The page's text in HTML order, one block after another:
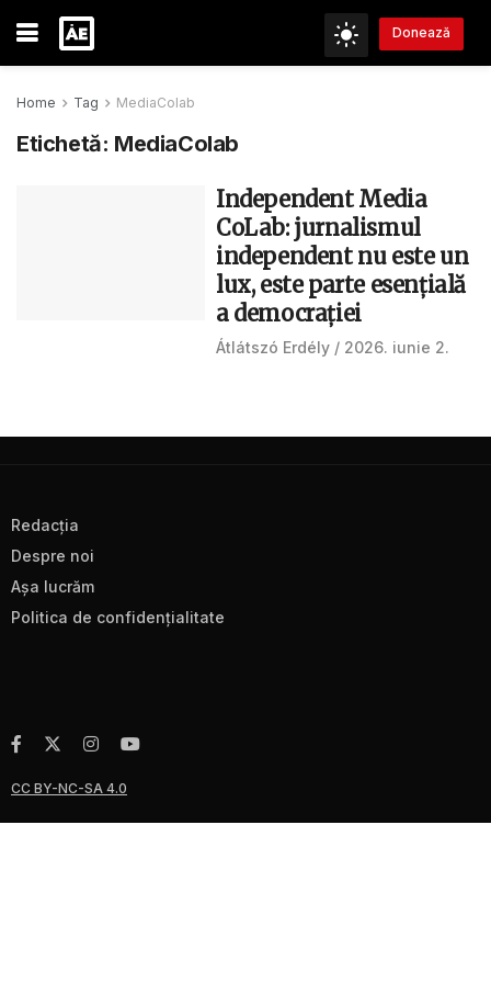
Donează
Home Tag MediaColab
Etichetă: MediaColab
Independent Media
CoLab: jurnalismul
independent nu este un
lux, este parte esențială
a democrației
Átlátszó Erdély 2026. iunie 2.
Redacţia
Despre noi
Aşa lucrăm
Politica de confidenţialitate
CC BY-NC-SA 4.0